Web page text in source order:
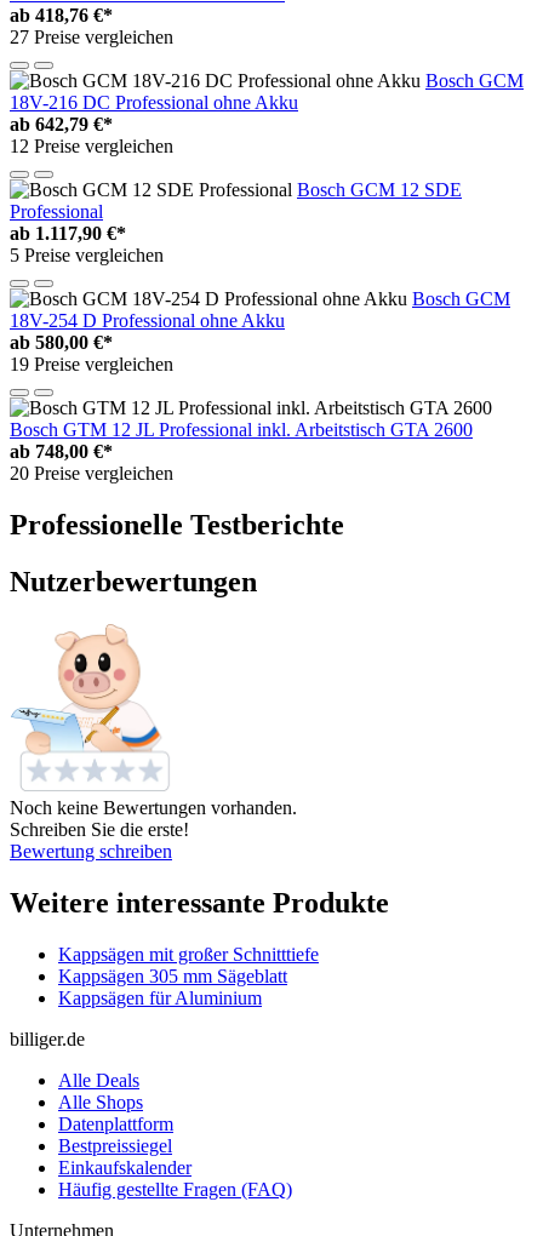
ab 418,76 €*
27 Preise vergleichen
Bosch GCM
18V-216 DC Professional ohne Akku
ab 642,79 €*
12 Preise vergleichen
Bosch GCM 12 SDE
Professional
ab 1.117,90 €*
5 Preise vergleichen
Bosch GCM
18V-254 D Professional ohne Akku
ab 580,00 €*
19 Preise vergleichen
Bosch GTM 12 JL Professional inkl. Arbeitstisch GTA 2600
ab 748,00 €*
20 Preise vergleichen
Professionelle Testberichte
Nutzerbewertungen
Noch keine Bewertungen vorhanden.
Schreiben Sie die erste!
Bewertung schreiben
Weitere interessante Produkte
Kappsägen mit großer Schnitttiefe
Kappsägen 305 mm Sägeblatt
Kappsägen für Aluminium
billiger.de
Alle Deals
Alle Shops
Datenplattform
Bestpreissiegel
Einkaufskalender
Häufig gestellte Fragen (FAQ)
Unternehmen